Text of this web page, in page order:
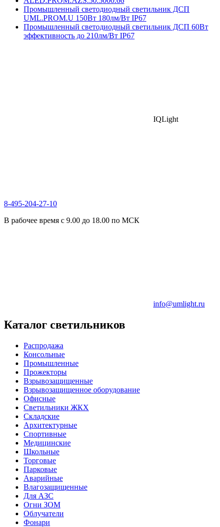
Промышленный светодиодный светильник ДСП
UML.PROM.U 150Вт 180лм/Вт IP67
Промышленный светодиодный светильник ДСП 60Вт
эффективность до 210лм/Вт IP67
IQLight
8-495-204-27-10
В рабочее время с 9.00 до 18.00 по МСК
info@umlight.ru
Каталог светильников
Распродажа
Консольные
Промышленные
Прожекторы
Взрывозащищенные
Взрывозащищенное оборудование
Офисные
Cветильники ЖКХ
Складские
Архитектурные
Спортивные
Медицинские
Школьные
Торговые
Парковые
Аварийные
Влагозащищенные
Для АЗС
Огни ЗОМ
Облучатели
Фонари